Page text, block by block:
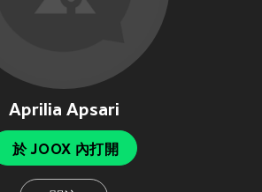
Aprilia Apsari
於 JOOX 內打開